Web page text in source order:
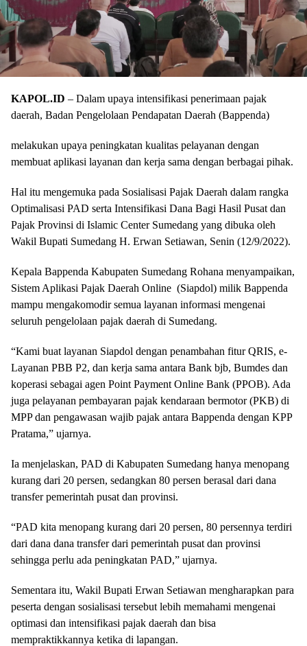
KAPOL.ID – Dalam upaya intensifikasi penerimaan pajak
daerah, Badan Pengelolaan Pendapatan Daerah (Bappenda)
melakukan upaya peningkatan kualitas pelayanan dengan
membuat aplikasi layanan dan kerja sama dengan berbagai pihak.
Hal itu mengemuka pada Sosialisasi Pajak Daerah dalam rangka
Optimalisasi PAD serta Intensifikasi Dana Bagi Hasil Pusat dan
Pajak Provinsi di Islamic Center Sumedang yang dibuka oleh
Wakil Bupati Sumedang H. Erwan Setiawan, Senin (12/9/2022).
Kepala Bappenda Kabupaten Sumedang Rohana menyampaikan,
Sistem Aplikasi Pajak Daerah Online (Siapdol) milik Bappenda
mampu mengakomodir semua layanan informasi mengenai
seluruh pengelolaan pajak daerah di Sumedang.
“Kami buat layanan Siapdol dengan penambahan fitur QRIS, e-
Layanan PBB P2, dan kerja sama antara Bank bjb, Bumdes dan
koperasi sebagai agen Point Payment Online Bank (PPOB). Ada
juga pelayanan pembayaran pajak kendaraan bermotor (PKB) di
MPP dan pengawasan wajib pajak antara Bappenda dengan KPP
Pratama,” ujarnya.
Ia menjelaskan, PAD di Kabupaten Sumedang hanya menopang
kurang dari 20 persen, sedangkan 80 persen berasal dari dana
transfer pemerintah pusat dan provinsi.
“PAD kita menopang kurang dari 20 persen, 80 persennya terdiri
dari dana dana transfer dari pemerintah pusat dan provinsi
sehingga perlu ada peningkatan PAD,” ujarnya.
Sementara itu, Wakil Bupati Erwan Setiawan mengharapkan para
peserta dengan sosialisasi tersebut lebih memahami mengenai
optimasi dan intensifikasi pajak daerah dan bisa
mempraktikkannya ketika di lapangan.